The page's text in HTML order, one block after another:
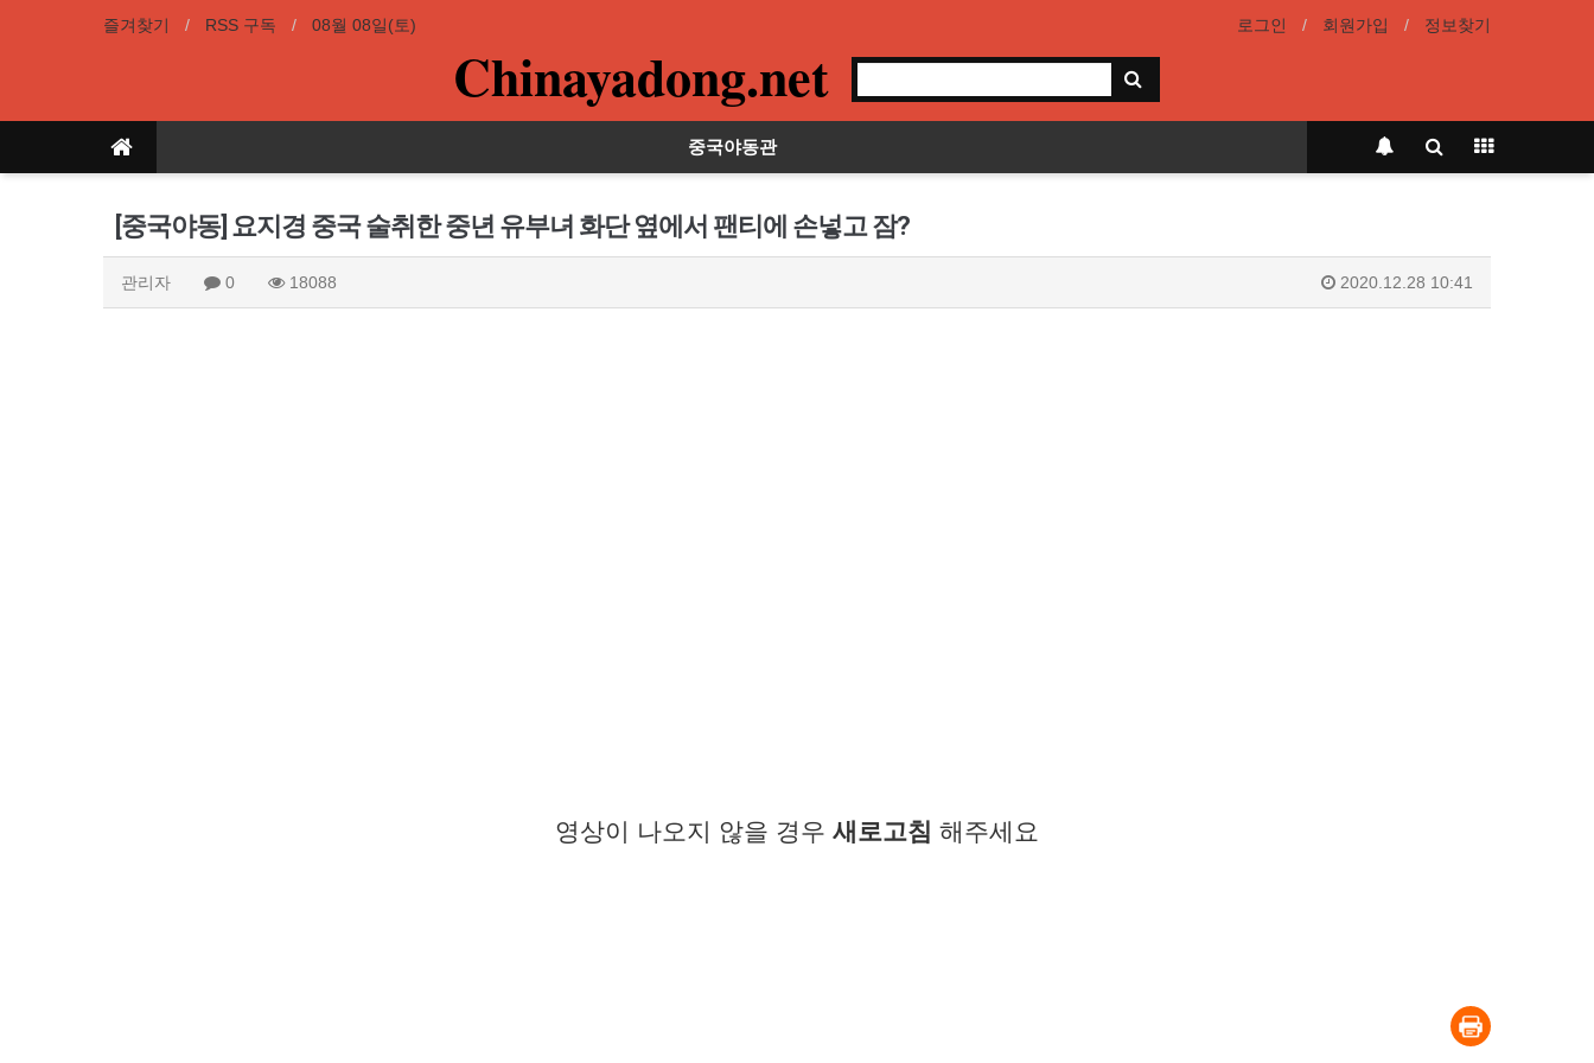
즐겨찾기 RSS 구독 08월 08일(토) 로그인 회원가입 정보찾기
Chinayadong.net
중국야동관
[중국야동] 요지경 중국 술취한 중년 유부녀 화단 옆에서 팬티에 손넣고 잠?
관리자 0 18088 2020.12.28 10:41
영상이 나오지 않을 경우 새로고침 해주세요